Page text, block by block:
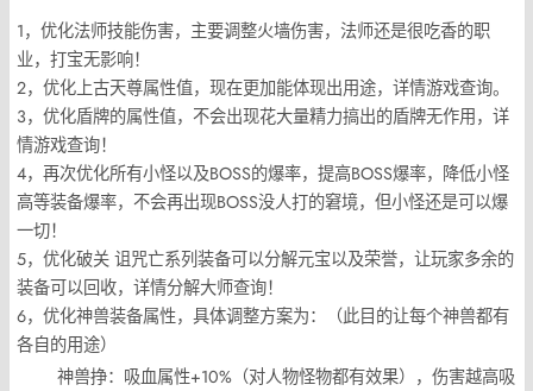
1，优化法师技能伤害，主要调整火墙伤害，法师还是很吃香的职
业，打宝无影响！
2，优化上古天尊属性值，现在更加能体现出用途，详情游戏查询。
3，优化盾牌的属性值，不会出现花大量精力搞出的盾牌无作用，详
情游戏查询！
4，再次优化所有小怪以及BOSS的爆率，提高BOSS爆率，降低小怪
高等装备爆率，不会再出现BOSS没人打的窘境，但小怪还是可以爆
一切！
5，优化破关 诅咒亡系列装备可以分解元宝以及荣誉，让玩家多余的
装备可以回收，详情分解大师查询！
6，优化神兽装备属性，具体调整方案为：（此目的让每个神兽都有
各自的用途）
神兽挣：吸血属性+10%（对人物怪物都有效果），伤害越高吸